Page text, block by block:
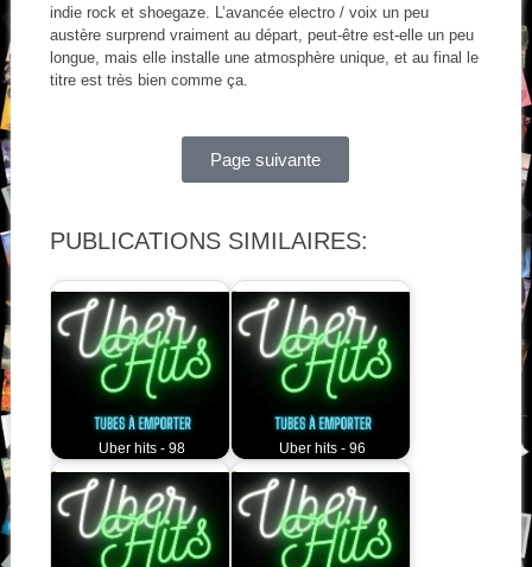
indie rock et shoegaze. L’avancée electro / voix un peu
austère surprend vraiment au départ, peut-être est-elle un peu
longue, mais elle installe une atmosphère unique, et au final le
titre est très bien comme ça.
Page suivante
PUBLICATIONS SIMILAIRES:
Uber hits - 98 Uber hits - 96